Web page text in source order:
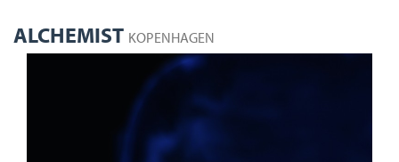
ALCHEMIST KOPENHAGEN